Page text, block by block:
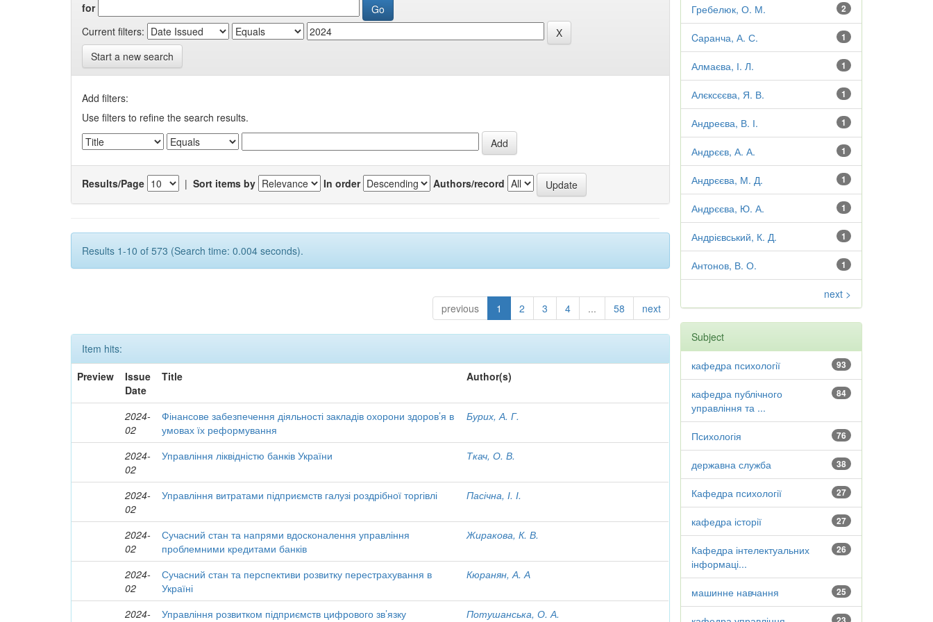
for
Current filters:
Start a new search
Add filters:
Use filters to refine the search results.
Results/Page | Sort items by In order Authors/record
Results 1-10 of 573 (Search time: 0.004 seconds).
previous 1 2 3 4 ... 58 next
Item hits:
Preview
Issue
Date
Title Author(s)
2024-
02
Фінансове забезпечення діяльності закладів охорони здоров’я в
умовах їх реформування
Бурих, А. Г.
2024-
02
Управління ліквідністю банків України Ткач, О. В.
2024-
02
Управління витратами підприємств галузі роздрібної торгівлі Пасічна, І. І.
2024-
02
Сучасний стан та напрями вдосконалення управління
проблемними кредитами банків
Жиракова, К. В.
2024-
02
Сучасний стан та перспективи розвитку перестрахування в
Україні
Кюранян, А. А
2024-
Управління розвитком підприємств цифрового зв’язку Потушанська, О. А.
2
Гребелюк, О. М.
1
Cаранча, А. С.
1
Алмаєва, І. Л.
1
Алєксєєва, Я. В.
1
Андреєва, В. І.
1
Андрєєв, А. А.
1
Андрєєва, М. Д.
1
Андрєєва, Ю. А.
1
Андрієвський, К. Д.
1
Антонов, В. О.
next >
Subject
93
кафедра психології
84
кафедра публічного
управління та ...
76
Психологія
38
державна служба
27
Кафедра психології
27
кафедра історії
26
Кафедра інтелектуальних
інформаці...
25
машинне навчання